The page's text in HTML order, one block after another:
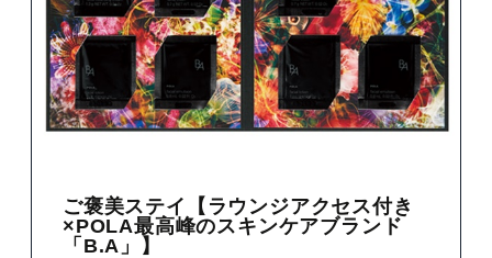
ご褒美ステイ【ラウンジアクセス付き
×POLA最高峰のスキンケアブランド
「B.A」】